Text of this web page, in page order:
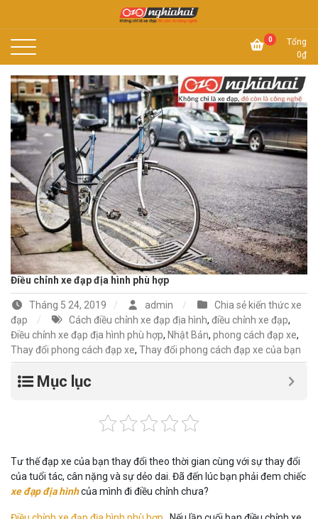
Xe đạp Nhật Nghĩa Hải 0
Tổng
0₫
Điều chỉnh xe đạp địa hình phù hợp
Tháng 5 24, 2019 admin
Chia sẻ kiến thức xe
đạp
Cách điều chỉnh xe đạp địa hình, điều chỉnh xe đạp,
Điều chỉnh xe đạp địa hình phù hợp, Nhật Bản, phong cách đạp xe,
Thay đổi phong cách đạp xe, Thay đổi phong cách đạp xe của bạn
Mục lục
Tư thế đạp xe của bạn thay đổi theo thời gian cùng với sự thay đổi
của tuổi tác, cân nặng và sự dẻo dai. Đã đến lúc bạn phải đem chiếc
xe đạp địa hìnhcủa mình đi điều chỉnh chưa?